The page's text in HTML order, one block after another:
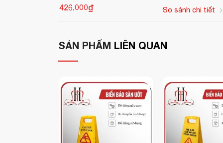
Ứng dụng thực tế:
trung tâm thương mại
.
CÔNG TY TNHH CUNG ỨNG THIẾT BỊ
vệ sinh Rubbermaid
tại Việt Nam. Cam kết
426.000₫
So sánh chi tiết
SẢN PHẨM LIÊN QUAN